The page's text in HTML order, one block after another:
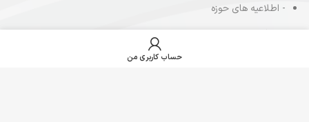
- اطلاعیه های حوزه
- حوزه عصر
حساب کاربری من